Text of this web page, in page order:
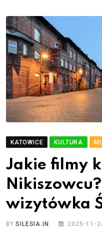
KATOWICE KULTURA
Jakie filmy
wizytówka
BYSILESIA.IN 2025-11-